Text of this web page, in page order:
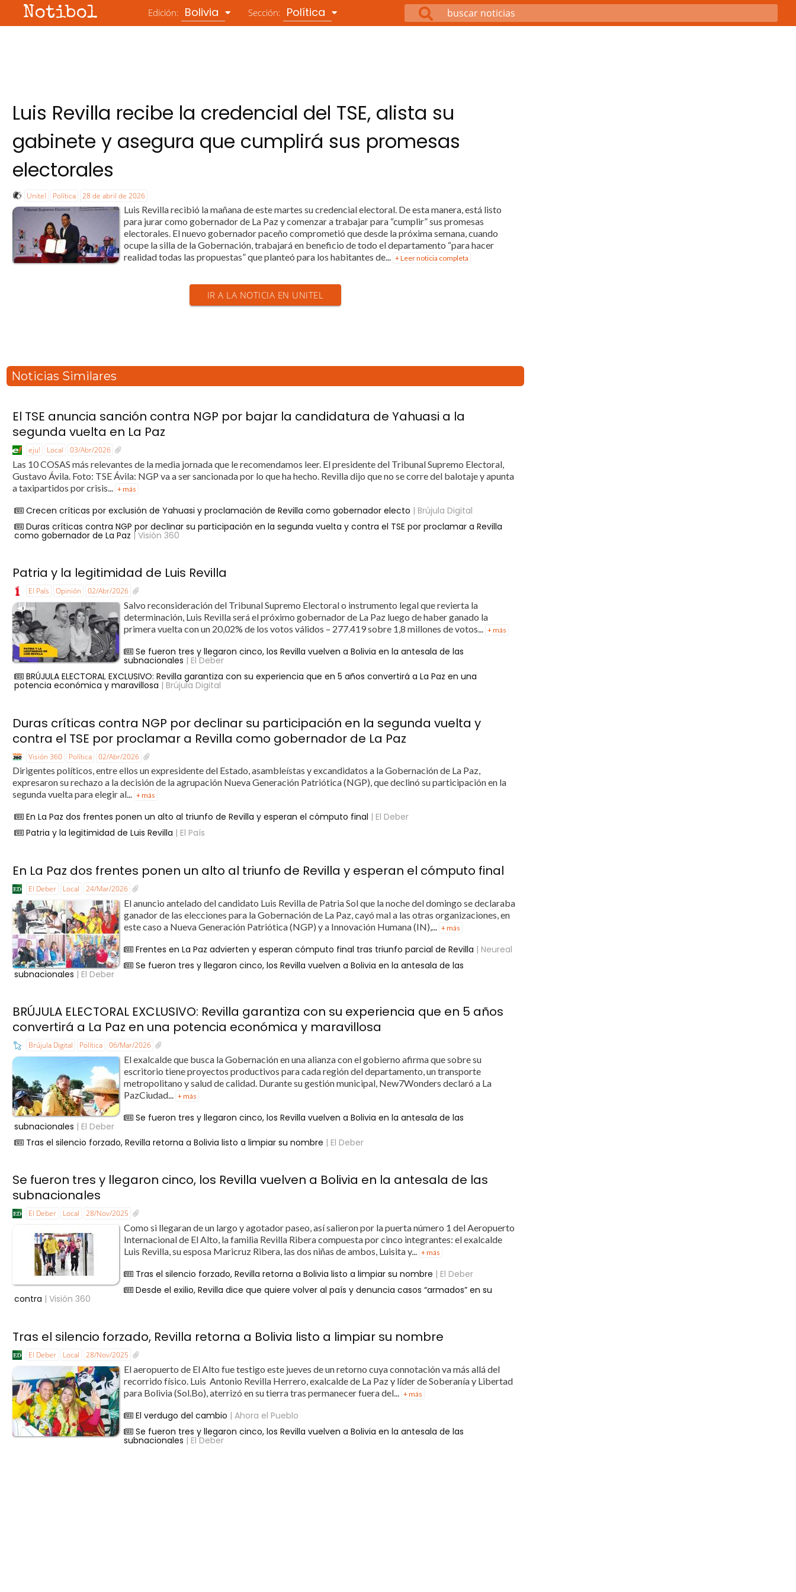
Notibol Edición: Bolivia Sección: Política
Luis Revilla recibe la credencial del TSE, alista su
gabinete y asegura que cumplirá sus promesas
electorales
Unitel Política 28 de abril de 2026
Luis Revilla recibió la mañana de este martes su credencial electoral. De esta manera, está listo
para jurar como gobernador de La Paz y comenzar a trabajar para “cumplir” sus promesas
electorales. El nuevo gobernador paceño comprometió que desde la próxima semana, cuando
ocupe la silla de la Gobernación, trabajará en beneficio de todo el departamento “para hacer
realidad todas las propuestas” que planteó para los habitantes de... + Leer noticia completa
IR A LA NOTICIA EN UNITEL
Noticias Similares
El TSE anuncia sanción contra NGP por bajar la candidatura de Yahuasi a la
segunda vuelta en La Paz
eju! Local 03/Abr/2026
Las 10 COSAS más relevantes de la media jornada que le recomendamos leer. El presidente del Tribunal Supremo Electoral,
Gustavo Ávila. Foto: TSE Ávila: NGP va a ser sancionada por lo que ha hecho. Revilla dijo que no se corre del balotaje y apunta
a taxipartidos por crisis...
+ más
Crecen críticas por exclusión de Yahuasi y proclamación de Revilla como gobernador electo | Brújula Digital
Duras críticas contra NGP por declinar su participación en la segunda vuelta y contra el TSE por proclamar a Revilla
como gobernador de La Paz | Visión 360
Patria y la legitimidad de Luis Revilla
El País Opinión 02/Abr/2026
Salvo reconsideración del Tribunal Supremo Electoral o instrumento legal que revierta la
determinación, Luis Revilla será el próximo gobernador de La Paz luego de haber ganado la
primera vuelta con un 20,02% de los votos válidos – 277.419 sobre 1,8 millones de votos... + más
Se fueron tres y llegaron cinco, los Revilla vuelven a Bolivia en la antesala de las
subnacionales | El Deber
BRÚJULA ELECTORAL EXCLUSIVO: Revilla garantiza con su experiencia que en 5 años convertirá a La Paz en una
potencia económica y maravillosa | Brújula Digital
Duras críticas contra NGP por declinar su participación en la segunda vuelta y
contra el TSE por proclamar a Revilla como gobernador de La Paz
Visión 360 Política 02/Abr/2026
Dirigentes políticos, entre ellos un expresidente del Estado, asambleístas y excandidatos a la Gobernación de La Paz,
expresaron su rechazo a la decisión de la agrupación Nueva Generación Patriótica (NGP), que declinó su participación en la
segunda vuelta para elegir al... + más
En La Paz dos frentes ponen un alto al triunfo de Revilla y esperan el cómputo final | El Deber
Patria y la legitimidad de Luis Revilla | El País
En La Paz dos frentes ponen un alto al triunfo de Revilla y esperan el cómputo final
El Deber Local 24/Mar/2026
El anuncio antelado del candidato Luis Revilla de Patria Sol que la noche del domingo se declaraba
ganador de las elecciones para la Gobernación de La Paz, cayó mal a las otras organizaciones, en
este caso a Nueva Generación Patriótica (NGP) y a Innovación Humana (IN),...
+ más
Frentes en La Paz advierten y esperan cómputo final tras triunfo parcial de Revilla | Neureal
Se fueron tres y llegaron cinco, los Revilla vuelven a Bolivia en la antesala de las
subnacionales | El Deber
BRÚJULA ELECTORAL EXCLUSIVO: Revilla garantiza con su experiencia que en 5 años
convertirá a La Paz en una potencia económica y maravillosa
Brújula Digital Política 06/Mar/2026
El exalcalde que busca la Gobernación en una alianza con el gobierno afirma que sobre su
escritorio tiene proyectos productivos para cada región del departamento, un transporte
metropolitano y salud de calidad. Durante su gestión municipal, New7Wonders declaró a La
PazCiudad... + más
Se fueron tres y llegaron cinco, los Revilla vuelven a Bolivia en la antesala de las
subnacionales | El Deber
Tras el silencio forzado, Revilla retorna a Bolivia listo a limpiar su nombre | El Deber
Se fueron tres y llegaron cinco, los Revilla vuelven a Bolivia en la antesala de las
subnacionales
El Deber Local 28/Nov/2025
Como si llegaran de un largo y agotador paseo, así salieron por la puerta número 1 del Aeropuerto
Internacional de El Alto, la familia Revilla Ribera compuesta por cinco integrantes: el exalcalde
Luis Revilla, su esposa Maricruz Ribera, las dos niñas de ambos, Luisita y... + más
Tras el silencio forzado, Revilla retorna a Bolivia listo a limpiar su nombre | El Deber
Desde el exilio, Revilla dice que quiere volver al país y denuncia casos “armados” en su
contra | Visión 360
Tras el silencio forzado, Revilla retorna a Bolivia listo a limpiar su nombre
El Deber Local 28/Nov/2025
El aeropuerto de El Alto fue testigo este jueves de un retorno cuya connotación va más allá del
recorrido físico. Luis Antonio Revilla Herrero, exalcalde de La Paz y líder de Soberanía y Libertad
para Bolivia (Sol.Bo), aterrizó en su tierra tras permanecer fuera del...
+ más
El verdugo del cambio | Ahora el Pueblo
Se fueron tres y llegaron cinco, los Revilla vuelven a Bolivia en la antesala de las
subnacionales | El Deber